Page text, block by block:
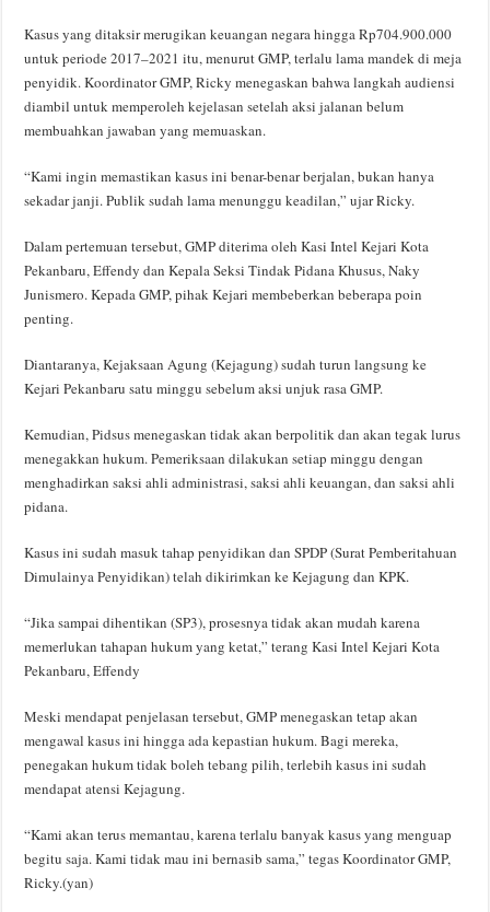
Kasus yang ditaksir merugikan keuangan negara hingga Rp704.900.000
untuk periode 2017–2021 itu, menurut GMP, terlalu lama mandek di meja
penyidik. Koordinator GMP, Ricky menegaskan bahwa langkah audiensi
diambil untuk memperoleh kejelasan setelah aksi jalanan belum
membuahkan jawaban yang memuaskan.
“Kami ingin memastikan kasus ini benar-benar berjalan, bukan hanya
sekadar janji. Publik sudah lama menunggu keadilan,” ujar Ricky.
Dalam pertemuan tersebut, GMP diterima oleh Kasi Intel Kejari Kota
Pekanbaru, Effendy dan Kepala Seksi Tindak Pidana Khusus, Naky
Junismero. Kepada GMP, pihak Kejari membeberkan beberapa poin
penting.
Diantaranya, Kejaksaan Agung (Kejagung) sudah turun langsung ke
Kejari Pekanbaru satu minggu sebelum aksi unjuk rasa GMP.
Kemudian, Pidsus menegaskan tidak akan berpolitik dan akan tegak lurus
menegakkan hukum. Pemeriksaan dilakukan setiap minggu dengan
menghadirkan saksi ahli administrasi, saksi ahli keuangan, dan saksi ahli
pidana.
Kasus ini sudah masuk tahap penyidikan dan SPDP (Surat Pemberitahuan
Dimulainya Penyidikan) telah dikirimkan ke Kejagung dan KPK.
“Jika sampai dihentikan (SP3), prosesnya tidak akan mudah karena
memerlukan tahapan hukum yang ketat,” terang Kasi Intel Kejari Kota
Pekanbaru, Effendy
Meski mendapat penjelasan tersebut, GMP menegaskan tetap akan
mengawal kasus ini hingga ada kepastian hukum. Bagi mereka,
penegakan hukum tidak boleh tebang pilih, terlebih kasus ini sudah
mendapat atensi Kejagung.
“Kami akan terus memantau, karena terlalu banyak kasus yang menguap
begitu saja. Kami tidak mau ini bernasib sama,” tegas Koordinator GMP,
Ricky.(yan)